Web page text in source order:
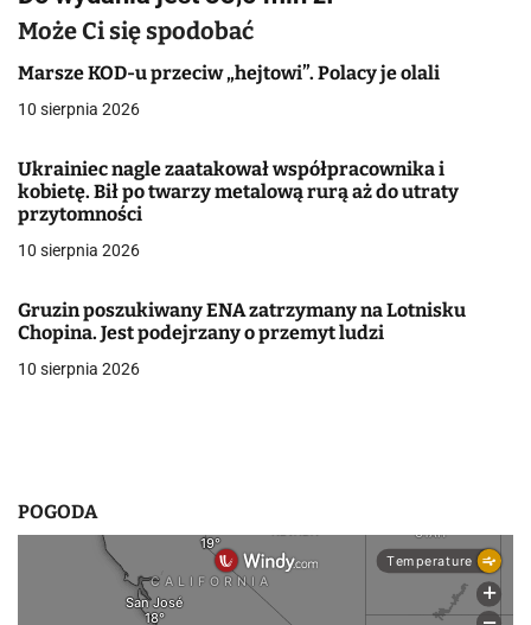
g
a
c
j
a
w
i
s
Może Ci się spodobać
Marsze KOD-u przeciw „hejtowi”. Polacy je olali
10 sierpnia 2026
Ukrainiec nagle zaatakował współpracownika i
kobietę. Bił po twarzy metalową rurą aż do utraty
przytomności
10 sierpnia 2026
Gruzin poszukiwany ENA zatrzymany na Lotnisku
Chopina. Jest podejrzany o przemyt ludzi
10 sierpnia 2026
POGODA